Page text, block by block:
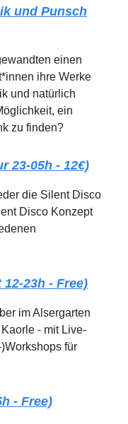
und Punsch
einen
ihre Werke
und natürlich
ein
zu finden?
23-05h - 12€)
die Silent Disco
Disco Konzept
23h - Free)
im Alsergarten
- mit Live-
für
- Free)